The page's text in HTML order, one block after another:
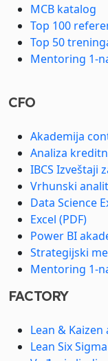
MCB katalog
Top 100
Top 50
Mentoring 1-
CFO
Akademija
Analiza
IBCS Izveštaji
Vrhunski
Data Science
Excel (PDF)
Power BI
Strategijski
Mentoring 1-
FACTORY
Lean & Kaizen
Lean Six